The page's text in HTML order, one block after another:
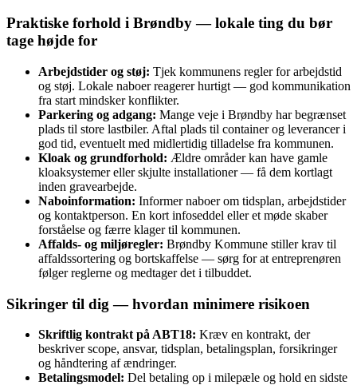
Praktiske forhold i Brøndby — lokale ting du bør
tage højde for
Arbejdstider og støj: Tjek kommunens regler for arbejdstid
og støj. Lokale naboer reagerer hurtigt — god kommunikation
fra start mindsker konflikter.
Parkering og adgang: Mange veje i Brøndby har begrænset
plads til store lastbiler. Aftal plads til container og leverancer i
god tid, eventuelt med midlertidig tilladelse fra kommunen.
Kloak og grundforhold: Ældre områder kan have gamle
kloaksystemer eller skjulte installationer — få dem kortlagt
inden gravearbejde.
Naboinformation: Informer naboer om tidsplan, arbejdstider
og kontaktperson. En kort infoseddel eller et møde skaber
forståelse og færre klager til kommunen.
Affalds- og miljøregler: Brøndby Kommune stiller krav til
affaldssortering og bortskaffelse — sørg for at entreprenøren
følger reglerne og medtager det i tilbuddet.
Sikringer til dig — hvordan minimere risikoen
Skriftlig kontrakt på ABT18: Kræv en kontrakt, der
beskriver scope, ansvar, tidsplan, betalingsplan, forsikringer
og håndtering af ændringer.
Betalingsmodel: Del betaling op i milepæle og hold en sidste